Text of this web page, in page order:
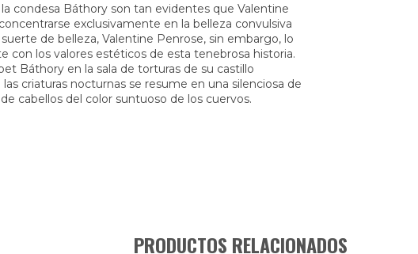
condesa Báthory son tan evidentes que Valentine
exclusivamente en la belleza convulsiva
de belleza, Valentine Penrose, sin embargo, lo
con los valores estéticos de esta tenebrosa historia.
Báthory en la sala de torturas de su castillo
criaturas nocturnas se resume en una silenciosa de
cabellos del color suntuoso de los cuervos.
PRODUCTOS RELACIONADOS